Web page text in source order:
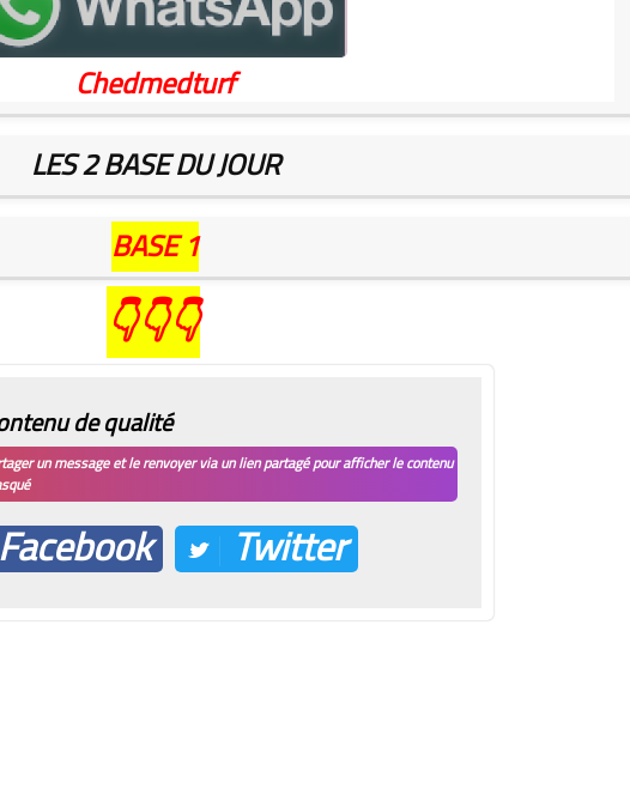
Chedmedturf
LES 2 BASE DU JOUR
BASE 1
👇👇👇
de qualité
un message et le renvoyer via un lien partagé pour afficher le contenu
Twitter